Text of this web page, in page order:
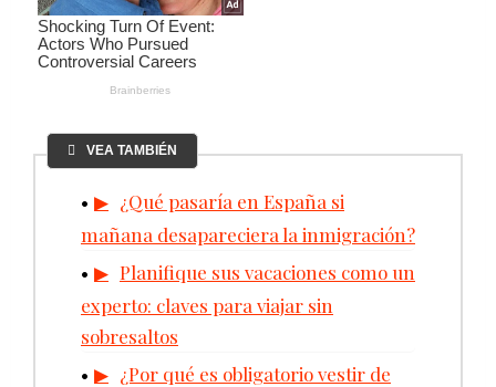
VEA TAMBIÉN
¿Qué pasaría en España si
mañana desapareciera la inmigración?
Planifique sus vacaciones como un
experto: claves para viajar sin
sobresaltos
¿Por qué es obligatorio vestir de